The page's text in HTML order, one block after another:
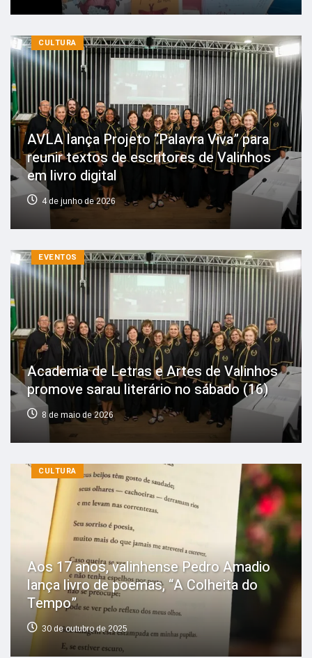
CULTURA
AVLA lança Projeto “Palavra Viva” para
reunir textos de escritores de Valinhos
em livro digital
4 de junho de 2026
EVENTOS
Academia de Letras e Artes de Valinhos
promove sarau literário no sábado (16)
8 de maio de 2026
CULTURA
Aos 17 anos, valinhense Pedro Amadio
lança livro de poemas, “A Colheita do
Tempo”
30 de outubro de 2025